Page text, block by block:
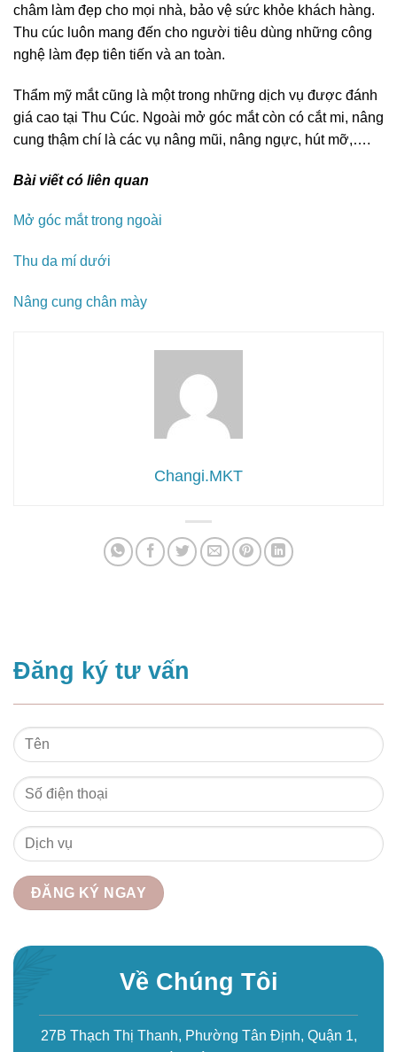
châm làm đẹp cho mọi nhà, bảo vệ sức khỏe khách hàng.
Thu cúc luôn mang đến cho người tiêu dùng những công
nghệ làm đẹp tiên tiến và an toàn.
Thẩm mỹ mắt cũng là một trong những dịch vụ được đánh
giá cao tại Thu Cúc. Ngoài mở góc mắt còn có cắt mi, nâng
cung thậm chí là các vụ nâng mũi, nâng ngực, hút mỡ,….
Bài viết có liên quan
Mở góc mắt trong ngoài
Thu da mí dưới
Nâng cung chân mày
Changi.MKT
Đăng ký tư vấn
Về Chúng Tôi
27B Thạch Thị Thanh, Phường Tân Định, Quận 1,